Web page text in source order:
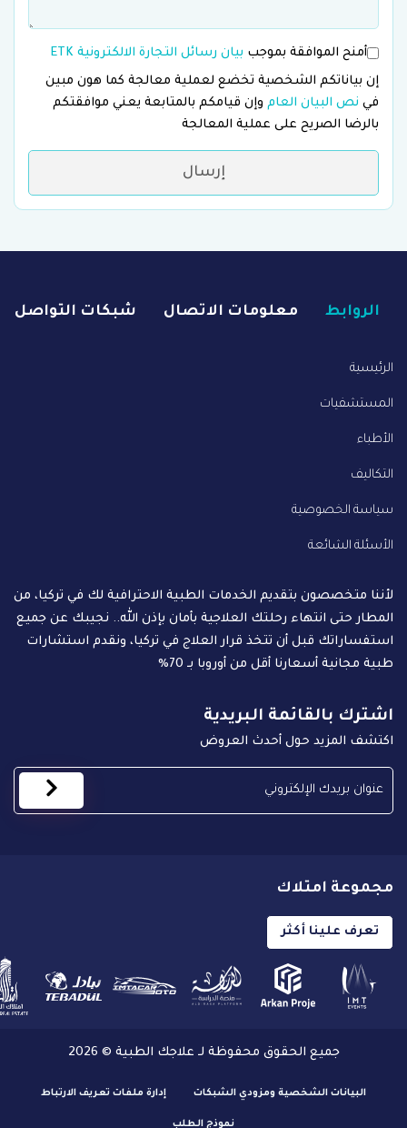
أمنح الموافقة بموجب بيان رسائل التجارة الالكترونية ETK
إن بياناتكم الشخصية تخضع لعملية معالجة كما هون مبين
في نص البيان العام وإن قيامكم بالمتابعة يعني موافقتكم
بالرضا الصريح على عملية المعالجة
إرسال
الروابط معلومات الاتصال شبكات التواصل
الرئيسية
المستشفيات
الأطباء
التكاليف
سياسة الخصوصية
الأسئلة الشائعة
لأننا متخصصون بتقديم الخدمات الطبية الاحترافية لك في تركيا، من
المطار حتى انتهاء رحلتك العلاجية بأمان بإذن الله.. نجيبك عن جميع
استفساراتك قبل أن تتخذ قرار العلاج في تركيا، ونقدم استشارات
طبية مجانية أسعارنا أقل من أوروبا بـ 70%
اشترك بالقائمة البريدية
اكتشف المزيد حول أحدث العروض
مجموعة امتلاك
تعرف علينا أكثر
جميع الحقوق محفوظة لـ علاجك الطبية © 2026
البيانات الشخصية ومزودي الشبكات إدارة ملفات تعريف الارتباط
نموذج الطلب